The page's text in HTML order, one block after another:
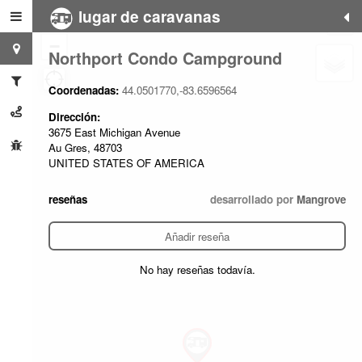
lugar de caravanas
Northport Condo Campground
Coordenadas: 44.0501770,-83.6596564
Dirección:
3675 East Michigan Avenue
Au Gres, 48703
UNITED STATES OF AMERICA
reseñas desarrollado por Mangrove
Añadir reseña
No hay reseñas todavía.
+